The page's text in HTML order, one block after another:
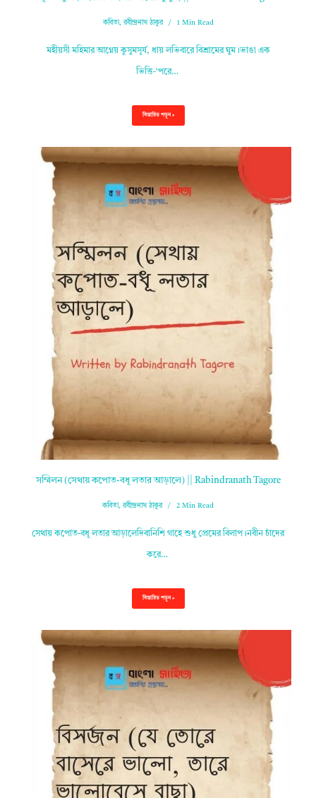
কবিতা,রবীন্দ্রনাথ ঠাকুর 1 Min Read
মহীয়সী মহিমার আগ্নেয় কুসুমসূর্য, ধায় লভিবারে বিশ্রামের ঘুম।ভাঙা এক
ভিত্তি-‘পরে…
বিস্তারিত পড়ুন »
সম্মিলন (সেথায় কপোত-বধূ লতার আড়ালে) || Rabindranath Tagore
কবিতা,রবীন্দ্রনাথ ঠাকুর 2 Min Read
সেথায় কপোত-বধূ লতার আড়ালেদিবানিশি গাহে শুধু প্রেমের বিলাপ।নবীন চাঁদের
করে…
বিস্তারিত পড়ুন »